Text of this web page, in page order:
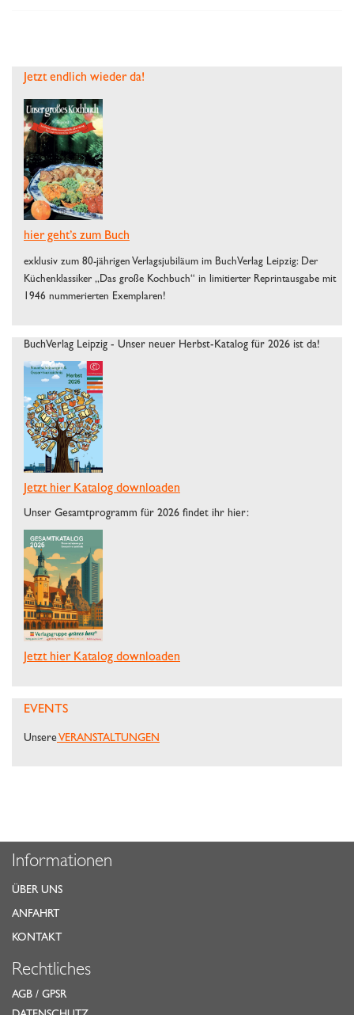
Jetzt endlich wieder da!
hier geht’s zum Buch
exklusiv zum 80-jährigen Verlagsjubiläum im BuchVerlag Leipzig: Der
Küchenklassiker „Das große Kochbuch“ in limitierter Reprintausgabe mit
1946 nummerierten Exemplaren!
BuchVerlag Leipzig - Unser neuer Herbst-Katalog für 2026 ist da!
Jetzt hier Katalog downloaden
Unser Gesamtprogramm für 2026 findet ihr hier:
Jetzt hier Katalog downloaden
EVENTS
Unsere VERANSTALTUNGEN
Informationen
ÜBER UNS
ANFAHRT
KONTAKT
Rechtliches
AGB / GPSR